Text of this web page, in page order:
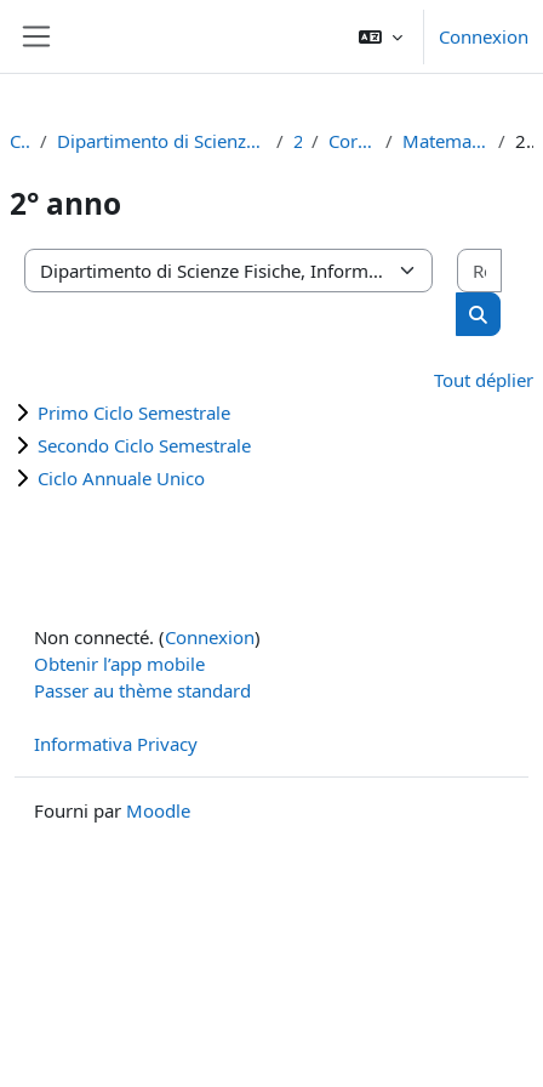
Connexion
Cours Dipartimento di Scienze Fisiche, Informatiche e Matematiche 2023 Corso di Laurea Matematica (D.M. 270/04) 2° anno
2° anno
Catégories de cours
Tout déplier
Primo Ciclo Semestrale
Secondo Ciclo Semestrale
Ciclo Annuale Unico
Non connecté. (Connexion)
Obtenir l’app mobile
Passer au thème standard
Informativa Privacy
Fourni par Moodle